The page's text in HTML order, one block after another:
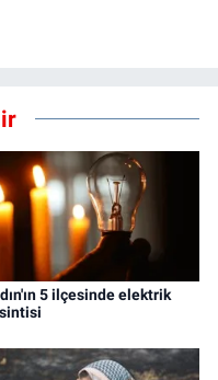
5 ilçesinde elektrik